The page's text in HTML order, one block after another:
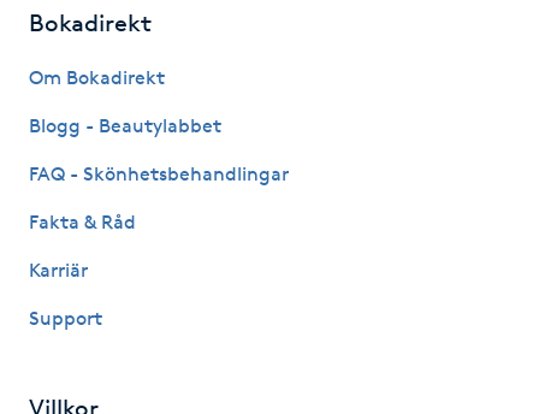
Gellack
Gravidmassage
Gravidyoga
Gruppträning
Bokadirekt
Om Bokadirekt
Blogg - Beautylabbet
FAQ - Skönhetsbehandlingar
Fakta & Råd
Karriär
Support
Villkor